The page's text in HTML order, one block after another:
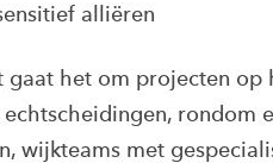
alliëren
gaat het om projecten
rondom
wijkteams met